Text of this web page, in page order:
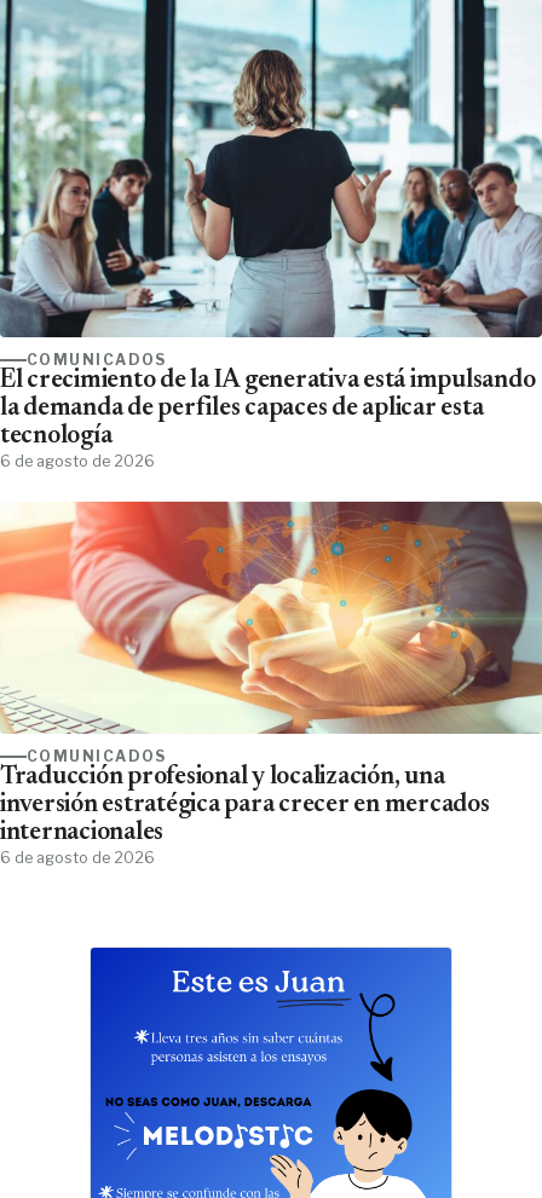
COMUNICADOS
El crecimiento de la IA generativa está impulsando
la demanda de perfiles capaces de aplicar esta
tecnología
6 de agosto de 2026
COMUNICADOS
Traducción profesional y localización, una
inversión estratégica para crecer en mercados
internacionales
6 de agosto de 2026